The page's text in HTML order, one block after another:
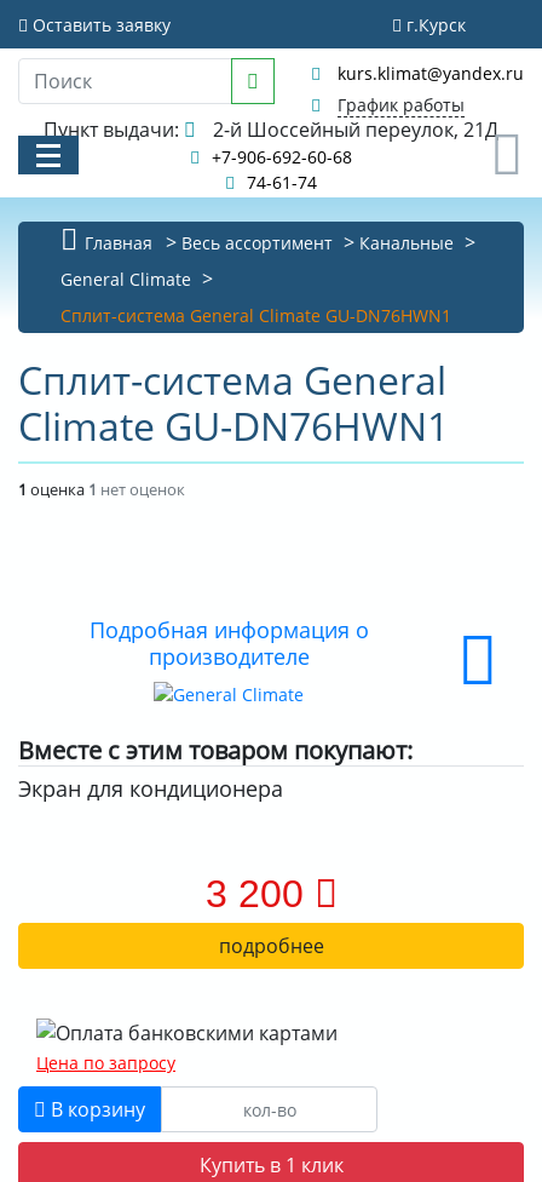
Оставить заявку г.Курск
kurs.klimat@yandex.ru
График работы
Пункт выдачи: 2-й Шоссейный переулок, 21Д
+7-906-692-60-68
74-61-74
КАТАЛОГ
АКЦИИ И РАСПРОДАЖИ
УСЛУГИ
БИБЛИОТЕКА
ДОСТАВКА
Главная Весь ассортимент
Канальные
General Climate
Сплит-система General Climate GU-DN76HWN1
Сплит-система General
Climate GU-DN76HWN1
1 оценка 1 нет оценок
Подробная информация о
производителе
Вместе с этим товаром покупают:
Экран для кондиционера
3 200
подробнее
Цена по запросу
В корзину
Купить в 1 клик